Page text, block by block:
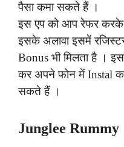
पैसा कमा सकते हैं ।
इस एप को आप रेफर करके
इसके अलावा इसमें
Bonus भी मिलता है ।
कर अपने फोन में Instal
सकते हैं ।
Junglee Rummy